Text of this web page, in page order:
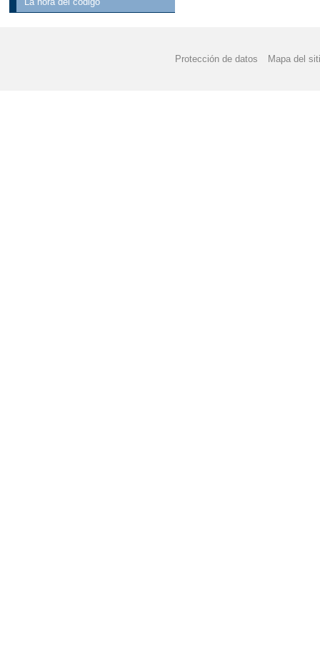
Protección de datos Mapa del